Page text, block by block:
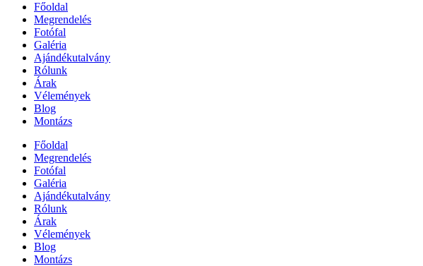
Főoldal
Megrendelés
Fotófal
Galéria
Ajándékutalvány
Rólunk
Árak
Vélemények
Blog
Montázs
Főoldal
Megrendelés
Fotófal
Galéria
Ajándékutalvány
Rólunk
Árak
Vélemények
Blog
Montázs